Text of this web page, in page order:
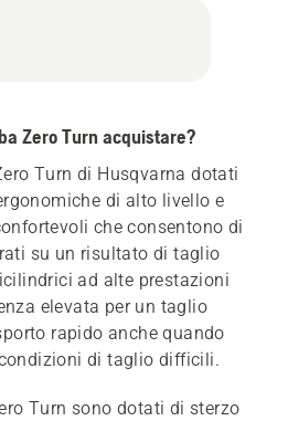
Zero Turn acquistare?
Turn di Husqvarna dotati
di alto livello e
che consentono di
su un risultato di taglio
ad alte prestazioni
elevata per un taglio
rapido anche quando
di taglio difficili.
Turn sono dotati di sterzo